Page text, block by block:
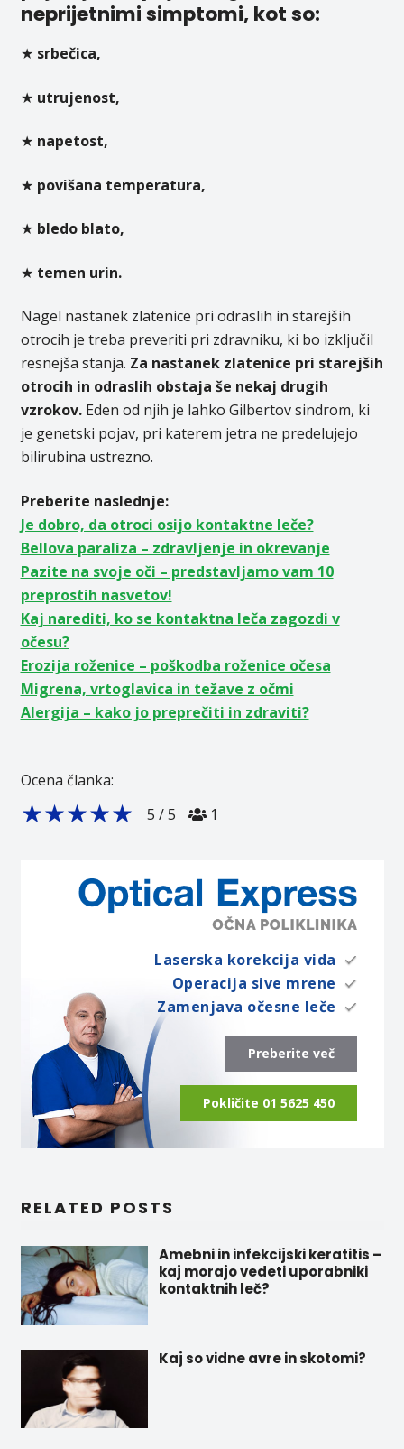
neprijetnimi simptomi, kot so:
★ srbečica,
★ utrujenost,
★ napetost,
★ povišana temperatura,
★ bledo blato,
★ temen urin.
Nagel nastanek zlatenice pri odraslih in starejših
otrocih je treba preveriti pri zdravniku, ki bo izključil
resnejša stanja. Za nastanek zlatenice pri starejših
otrocih in odraslih obstaja še nekaj drugih
vzrokov.Eden od njih je lahko Gilbertov sindrom, ki
je genetski pojav, pri katerem jetra ne predelujejo
bilirubina ustrezno.
Preberite naslednje:
Je dobro, da otroci osijo kontaktne leče?
Bellova paraliza – zdravljenje in okrevanje
Pazite na svoje oči – predstavljamo vam 10
preprostih nasvetov!
Kaj narediti, ko se kontaktna leča zagozdi v
očesu?
Erozija roženice – poškodba roženice očesa
Migrena, vrtoglavica in težave z očmi
Alergija – kako jo preprečiti in zdraviti?
Ocena članka:
★★★★★ 5 /5 1
Laserska korekcija vida
Operacija sive mrene
Zamenjava očesne leče
Preberite več
Pokličite 01 5625 450
RELATED POSTS
Amebni in infekcijski keratitis –
kaj morajo vedeti uporabniki
kontaktnih leč?
Kaj so vidne avre in skotomi?